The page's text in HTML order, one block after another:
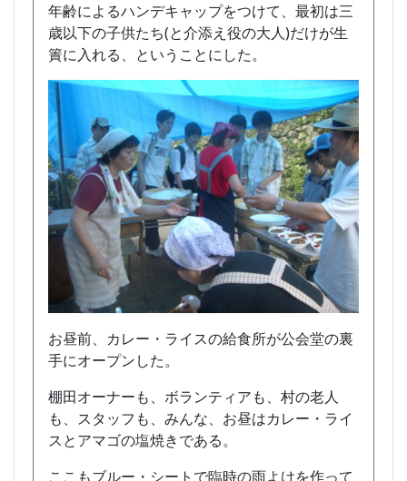
年齢によるハンデキャップをつけて、最初は三
歳以下の子供たち(と介添え役の大人)だけが生
簀に入れる、ということにした。
お昼前、カレー・ライスの給食所が公会堂の裏
手にオープンした。
棚田オーナーも、ボランティアも、村の老人
も、スタッフも、みんな、お昼はカレー・ライ
スとアマゴの塩焼きである。
ここもブルー・シートで臨時の雨よけを作って